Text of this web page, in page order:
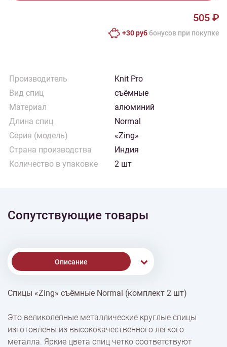
505 ₽
+30 руббонусов при покупке
Производитель
Knit Pro
Вид спиц
съёмные
Материал
алюминий
Длина спиц
Normal
Серия (модель)
«Zing»
Страна производства
Индия
Количество в упаковке
2 шт
Сопутствующие товары
Описание
% Скидки
Доставка
Спицы «Zing» съёмные Normal (комплект 2 шт)
Это великолепные металлические круглые спицы
изготовлены из высококачественного легкого
металла. Яркие цвета спиц четко соответствуют